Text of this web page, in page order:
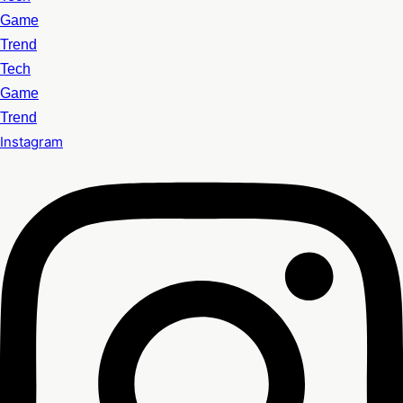
Game
Trend
Tech
Game
Trend
Instagram